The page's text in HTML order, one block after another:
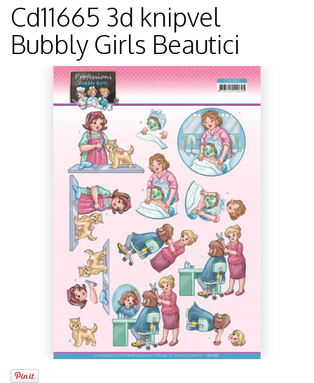
Cd11665 3d knipvel
Bubbly Girls Beautici